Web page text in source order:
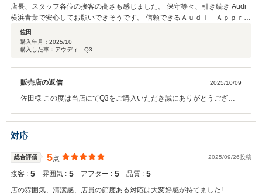
店長、スタッフ各位の接客の高さも感じました。 保守等々、引き続き Audi
横浜青葉で安心してお願いできそうです。 信頼できるＡｕｄｉ Ａｐｐｒｏ
ｖｅｄ Ａｕｔｏｍｏｂｉｌｅ 横浜青葉さんでよかったです
佐田
購入年月： 2025/10
購入した車：アウディ Q3
販売店の返信 2025/10/09
佐田様 この度は当店にてQ3をご購入いただき誠にありがとうござい
佐田様のカーライフをサポートさせていただきたいと思っておりま
す。 引き続きどうぞ宜しくお願いいたします。
対応
総合評価 5点 2025/09/26投稿
接客 : 5 雰囲気 : 5 アフター : 5 品質 : 5
店の雰囲気、清潔感、店員の節度ある対応は大変好感が持てました!